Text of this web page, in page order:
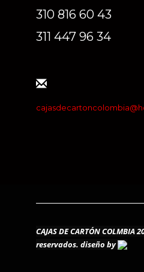
310 816 60 43
311 447 96 34
CAJAS DE CARTÓN
reservados. diseño by